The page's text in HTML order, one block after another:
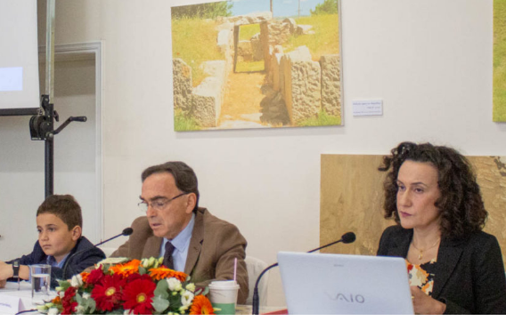
80 χρόνια από το κάψιμο των χωριών της Λίμνης Πλαστήρα από Ιταλούς και
Οι τρίδυμες Ελληνίδες με ρίζες απο τον Δομοκό που κυριαρχούν στο
συμμετοχής στο Διαγωνισμό Ιδεών - Hackathon που διοργανώνει η
επεξεργασία πρωτότυπων ιδεών στους τομείς της περιβαλλοντικής
των επιπτώσεων της κλιματικής αλλαγής